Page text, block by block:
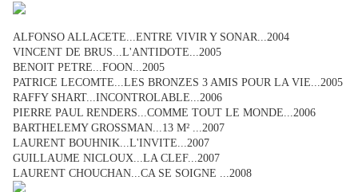
ALFONSO ALLACETE...ENTRE VIVIR Y SONAR...2004
VINCENT DE BRUS...L'ANTIDOTE...2005
BENOIT PETRE...FOON...2005
PATRICE LECOMTE...LES BRONZES 3 AMIS POUR LA VIE...2005
RAFFY SHART...INCONTROLABLE...2006
PIERRE PAUL RENDERS...COMME TOUT LE MONDE...2006
BARTHELEMY GROSSMAN...13 M² ...2007
LAURENT BOUHNIK...L'INVITE...2007
GUILLAUME NICLOUX...LA CLEF...2007
LAURENT CHOUCHAN...CA SE SOIGNE ...2008